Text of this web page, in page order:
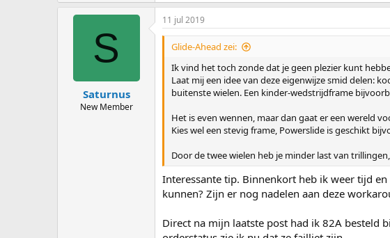
S
Saturnus
New Member
11 jul 2019
Glide-Ahead zei:
Ik vind het toch zonde dat je geen plezier kunt
Laat mij een idee van deze eigenwijze smid delen:
buitenste wielen. Een kinder-wedstrijdframe
Het is even wennen, maar dan gaat er een wereld
Kies wel een stevig frame, Powerslide is geschikt
Door de twee wielen heb je minder last van
Interessante tip. Binnenkort heb ik weer tijd
kunnen? Zijn er nog nadelen aan deze
Direct na mijn laatste post had ik 82A besteld